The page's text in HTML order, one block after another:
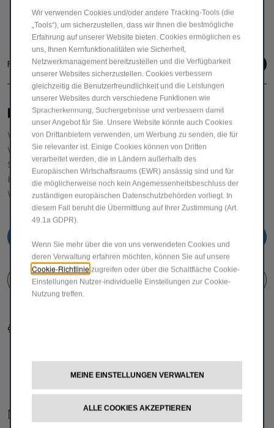
Folge uns
BRAUCHEN SIE HILFE?
VERKAUFSBERATUNG​:
Werktags Montag - Freitag: 09:00 – 18:00 Uhr
Samstag: 10:00 – 16:00 Uhr
KUNDENSERVICE:
Werktags Montag - Freitag: 08:30 – 17:30 Uhr
KUNDENSERVICE KONTAKTIEREN
Fiat Partner suchen
Newsletter
Wir verwenden Cookies und/oder andere Tracking-Tools (die
„Tools“), um sicherzustellen, dass wir Ihnen die bestmögliche
Erfahrung auf unserer Website bieten. Cookies ermöglichen es
uns, Ihnen Kernfunktionalitäten wie Sicherheit,
Netzwerkmanagement bereitzustellen und die Verfügbarkeit
unserer Websites sicherzustellen. Cookies verbessern
gleichzeitig die Benutzerfreundlichkeit und die Leistungen
unserer Websites durch verschiedene Funktionen wie
Spracherkennung, Suchergebnisse und verbessern damit
unser Angebot für Sie. Unsere Website könnte auch Cookies
von Drittanbietern verwenden, um Werbung zu senden, die für
Sie relevanter ist. Einige Cookies können von Dritten
verarbeitet werden, die in Ländern außerhalb des
Europäischen Wirtschaftsraums (EWR) ansässig sind und für
die möglicherweise noch kein Angemessenheitsbeschluss der
zuständigen europäischen Datenschutzbehörden vorliegt. In
diesem Fall beruht die Übermittlung auf Ihrer Zustimmung (Art.
49.1a GDPR).
Wenn Sie mehr über die von uns verwendeten Cookies und
deren Verwaltung erfahren möchten, können Sie auf unsere
Cookie-Richtlinie zugreifen oder über die Schaltfläche Cookie-
Einstellungen Nutzer-individuelle Einstellungen zur Cookie-
Nutzung treffen.
MEINE EINSTELLUNGEN VERWALTEN
ALLE COOKIES AKZEPTIEREN